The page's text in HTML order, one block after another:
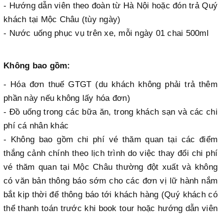
- Hướng dẫn viên theo đoàn từ Hà Nội hoặc đón trả Quý
khách tại Mộc Châu (tùy ngày)
- Nước uống phục vụ trên xe, mỗi ngày 01 chai 500ml
Không bao gồm:
- Hóa đơn thuế GTGT (du khách không phải trả thêm
phần này nếu không lấy hóa đơn)
- Đồ uống trong các bữa ăn, trong khách sạn và các chi
phí cá nhân khác
- Không bao gồm chi phí vé thăm quan tại các điểm
thắng cảnh chính theo lịch trình do việc thay đổi chi phí
vé thăm quan tại Mộc Châu thường đột xuất và không
có văn bản thông báo sớm cho các đơn vị lữ hành nắm
bắt kịp thời để thông báo tới khách hàng (Quý khách có
thể thanh toán trước khi book tour hoặc hướng dẫn viên